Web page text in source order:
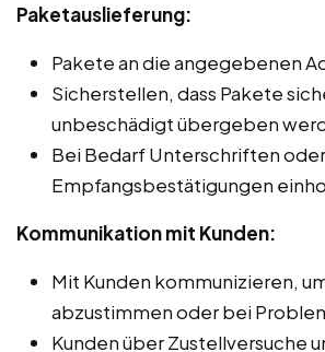
Paketauslieferung:
Pakete an die angegebenen
Sicherstellen, dass Pakete
unbeschädigt übergeben
Bei Bedarf Unterschriften
Empfangsbestätigungen
Kommunikation mit Kunden:
Mit Kunden kommunizieren,
abzustimmen oder bei
Kunden über Zustellversuche